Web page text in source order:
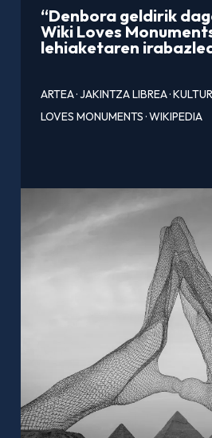
“Denbora geldirik
Wiki Loves
lehiaketaren
ARTEA·JAKINTZA LIBREA·
LOVES MONUMENTS·WIKIPEDIA